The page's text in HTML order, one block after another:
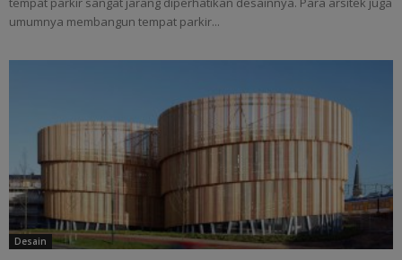
umumnya membangun tempat parkir...
Desain